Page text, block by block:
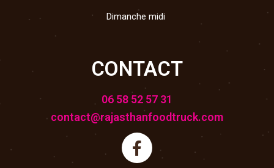
Dimanche midi
CONTACT
06 58 52 57 31
contact@rajasthanfoodtruck.com